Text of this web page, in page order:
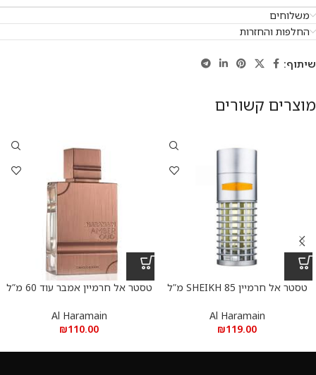
משלוחים
החלפות והחזרות
שיתוף:
מוצרים קשורים
טסטר אל חרמיין SHEIKH 85 מ”ל
Al Haramain
₪119.00
טסטר אל חרמיין אמבר עוד 60 מ”ל
Al Haramain
₪110.00